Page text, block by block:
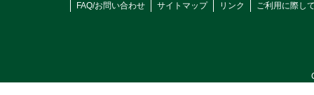
FAQ/お問い合わせ
サイトマップ リンク ご利用に際し